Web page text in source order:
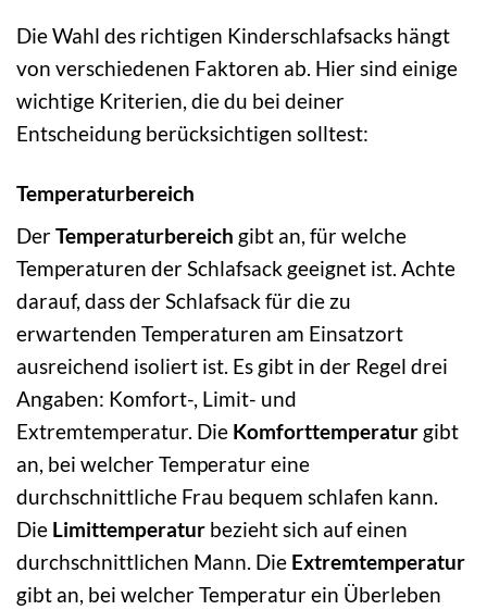
Die Wahl des richtigen Kinderschlafsacks hängt
von verschiedenen Faktoren ab. Hier sind einige
wichtige Kriterien, die du bei deiner
Entscheidung berücksichtigen solltest:
Temperaturbereich
DerTemperaturbereich gibt an, für welche
Temperaturen der Schlafsack geeignet ist. Achte
darauf, dass der Schlafsack für die zu
erwartenden Temperaturen am Einsatzort
ausreichend isoliert ist. Es gibt in der Regel drei
Angaben: Komfort-, Limit- und
Extremtemperatur. Die Komforttemperatur gibt
an, bei welcher Temperatur eine
durchschnittliche Frau bequem schlafen kann.
Die Limittemperatur bezieht sich auf einen
durchschnittlichen Mann. Die Extremtemperatur
gibt an, bei welcher Temperatur ein Überleben